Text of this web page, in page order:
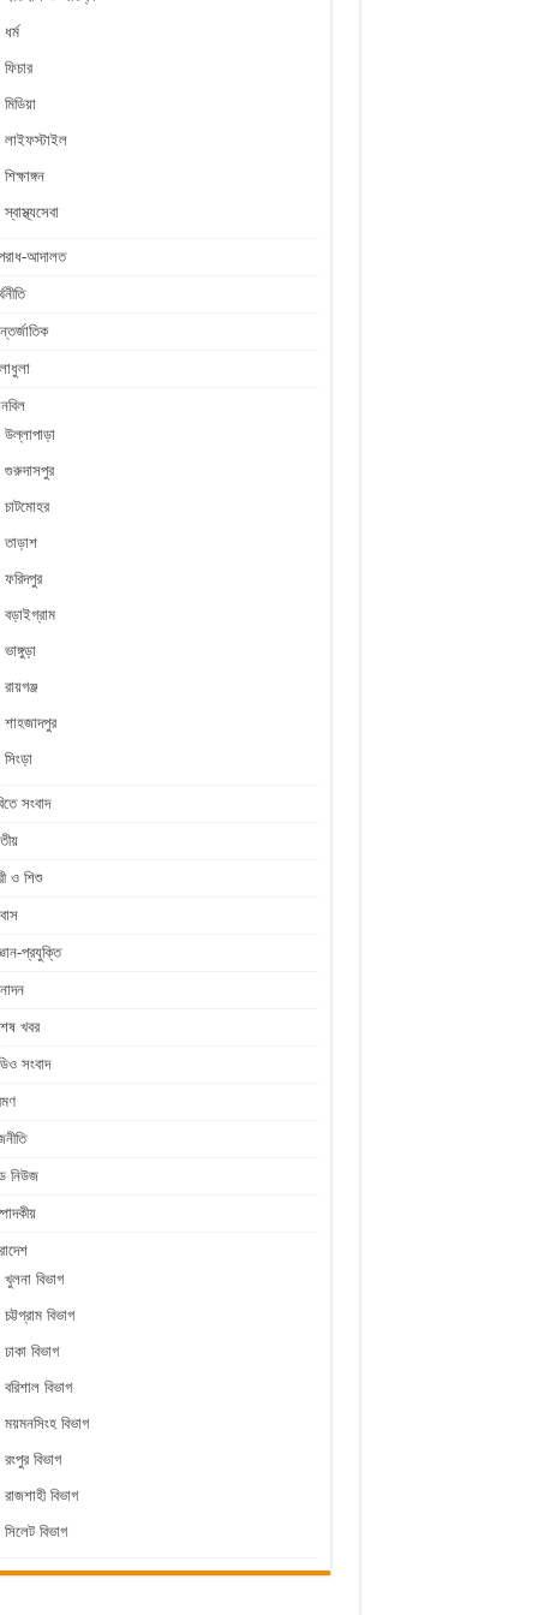
ধর্ম
ফিচার
মিডিয়া
লাইফস্টাইল
শিক্ষাঙ্গন
স্বাস্থ্যসেবা
আদালত
উল্লাপাড়া
গুরুদাসপুর
চাটমোহর
তাড়াশ
ফরিদপুর
বড়াইগ্রাম
ভাঙ্গুড়া
রায়গঞ্জ
শাহজাদপুর
সিংড়া
সংবাদ
ও শিশু
প্রযুক্তি
খবর
সংবাদ
নিউজ
খুলনা বিভাগ
চট্টগ্রাম বিভাগ
ঢাকা বিভাগ
বরিশাল বিভাগ
ময়মনসিংহ বিভাগ
রংপুর বিভাগ
রাজশাহী বিভাগ
সিলেট বিভাগ